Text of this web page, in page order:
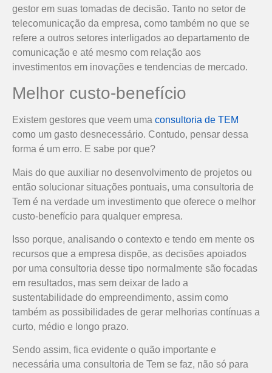
gestor em suas tomadas de decisão. Tanto no setor de
telecomunicação da empresa, como também no que se
refere a outros setores interligados ao departamento de
comunicação e até mesmo com relação aos
investimentos em inovações e tendencias de mercado.
Melhor custo-benefício
Existem gestores que veem uma consultoria de TEM
como um gasto desnecessário. Contudo, pensar dessa
forma é um erro. E sabe por que?
Mais do que auxiliar no desenvolvimento de projetos ou
então solucionar situações pontuais, uma consultoria de
Tem é na verdade um investimento que oferece o melhor
custo-benefício para qualquer empresa.
Isso porque, analisando o contexto e tendo em mente os
recursos que a empresa dispõe, as decisões apoiados
por uma consultoria desse tipo normalmente são focadas
em resultados, mas sem deixar de lado a
sustentabilidade do empreendimento, assim como
também as possibilidades de gerar melhorias contínuas a
curto, médio e longo prazo.
Sendo assim, fica evidente o quão importante e
necessária uma consultoria de Tem se faz, não só para